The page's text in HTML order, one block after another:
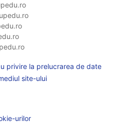
privire la prelucrarea de date
site-ului
urilor